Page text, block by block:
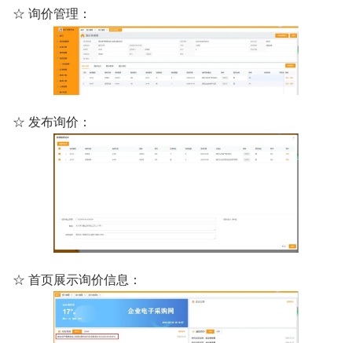
☆ 询价管理：
☆ 发布询价：
☆ 首页展示询价信息：